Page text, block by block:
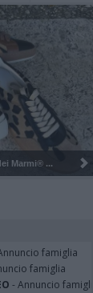
a ...
famiglia
famiglia
- Annuncio famiglia